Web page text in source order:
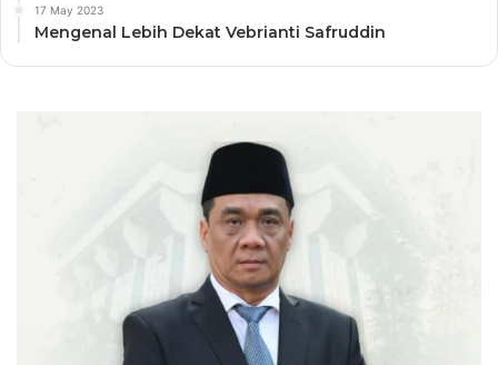
17 May 2023
Mengenal Lebih Dekat Vebrianti Safruddin